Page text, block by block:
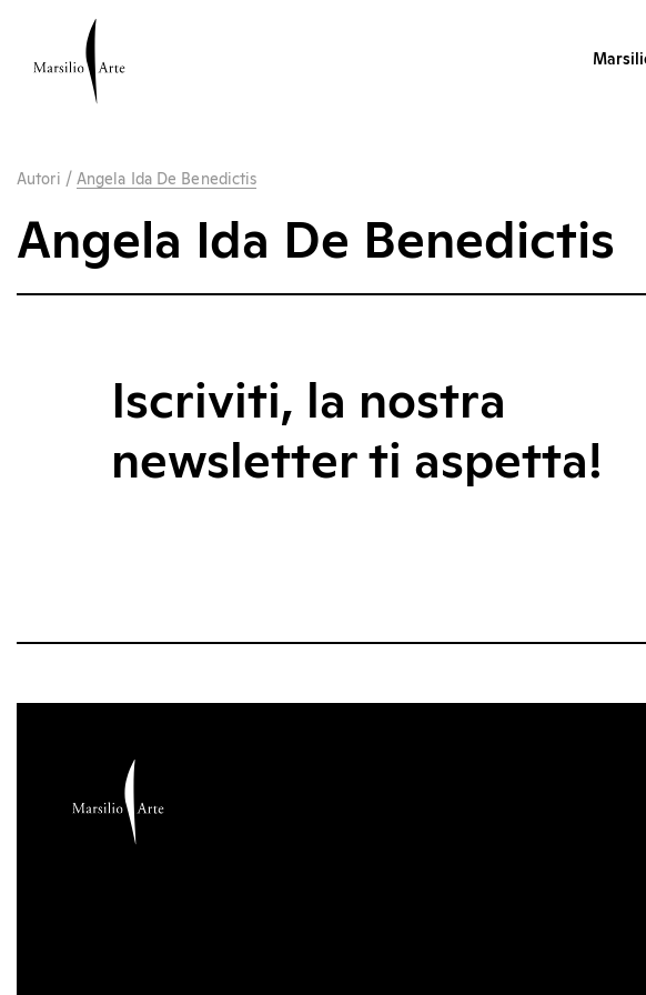
Autori / Angela Ida De Benedictis
Angela Ida De Benedictis
Iscriviti, la nostra
newsletter ti aspetta!